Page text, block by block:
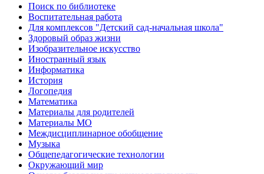
Поиск по библиотеке
Воспитательная работа
Для комплексов "Детский сад-начальная школа"
Здоровый образ жизни
Изобразительное искусство
Иностранный язык
Информатика
История
Логопедия
Математика
Материалы для родителей
Материалы МО
Междисциплинарное обобщение
Музыка
Общепедагогические технологии
Окружающий мир